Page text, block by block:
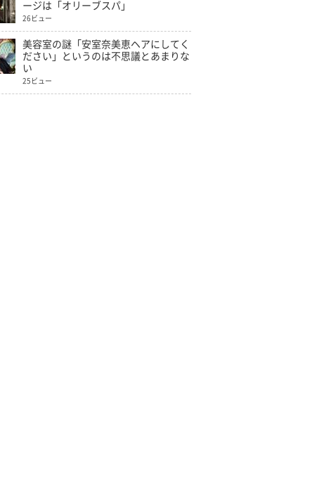
ージは「オリーブスパ」
26ビュー
美容室の謎「安室奈美恵ヘアにしてく
ださい」というのは不思議とあまりな
い
25ビュー